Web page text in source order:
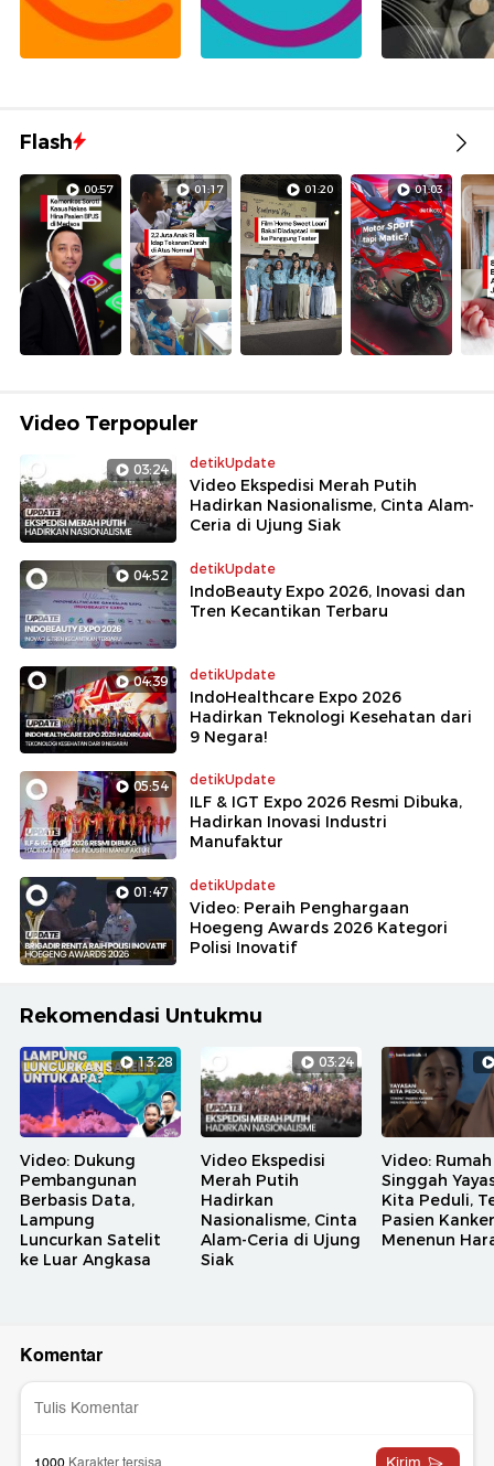
Flash
00:57 01:17 01:20 01:03
Video Terpopuler
03:24 detikUpdate
Video Ekspedisi Merah Putih
Hadirkan Nasionalisme, Cinta Alam-
Ceria di Ujung Siak
04:52 detikUpdate
IndoBeauty Expo 2026, Inovasi dan
Tren Kecantikan Terbaru
04:39 detikUpdate
IndoHealthcare Expo 2026
Hadirkan Teknologi Kesehatan dari
9 Negara!
05:54 detikUpdate
ILF & IGT Expo 2026 Resmi Dibuka,
Hadirkan Inovasi Industri
Manufaktur
01:47 detikUpdate
Video: Peraih Penghargaan
Hoegeng Awards 2026 Kategori
Polisi Inovatif
Rekomendasi Untukmu
13:28
Video: Dukung
Pembangunan
Berbasis Data,
Lampung
Luncurkan Satelit
ke Luar Angkasa
03:24
Video Ekspedisi
Merah Putih
Hadirkan
Nasionalisme, Cinta
Alam-Ceria di Ujung
Siak
Video: Rumah
Singgah
Kita Peduli,
Pasien Kanker
Menenun